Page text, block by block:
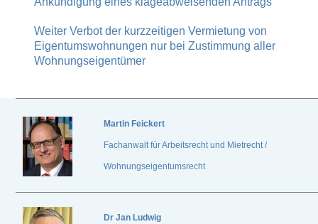
Weiter Verbot der kurzzeitigen Vermietung von
Eigentumswohnungen nur bei Zustimmung aller
Wohnungseigentümer
Martin Feickert
Fachanwalt für Arbeitsrecht und Mietrecht /
Wohnungseigentumsrecht
Dr Jan Ludwig